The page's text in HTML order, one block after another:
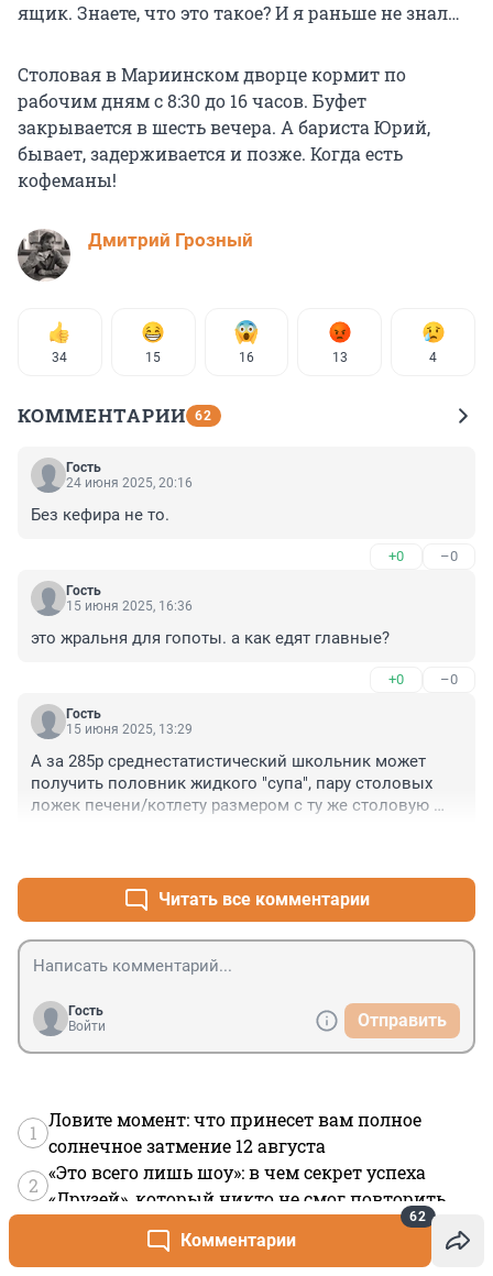
Комментарии
62
ящик. Знаете, что это такое? И я раньше не знал…
Столовая в Мариинском дворце кормит по
рабочим дням с 8:30 до 16 часов. Буфет
закрывается в шесть вечера. А бариста Юрий,
бывает, задерживается и позже. Когда есть
кофеманы!
Дмитрий Грозный
34 15 16 13 4
КОММЕНТАРИИ 62
Гость
24 июня 2025, 20:16
Без кефира не то.
+0 –0
Гость
15 июня 2025, 16:36
это жральня для гопоты. а как едят главные?
+0 –0
Гость
15 июня 2025, 13:29
А за 285р среднестатистический школьник может
получить половник жидкого "супа", пару столовых
ложек печени/котлету размером с ту же столовую
Читать все комментарии
Гость
Войти
Отправить
1
Ловите момент: что принесет вам полное
солнечное затмение 12 августа
2
«Это всего лишь шоу»: в чем секрет успеха
«Друзей», который никто не смог повторить
«Минус — слишком много спойлеров»:
российский ниндзя-скульптор снялся в